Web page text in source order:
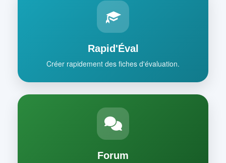
Rapid'Éval
Créer rapidement des fiches d'évaluation.
Forum